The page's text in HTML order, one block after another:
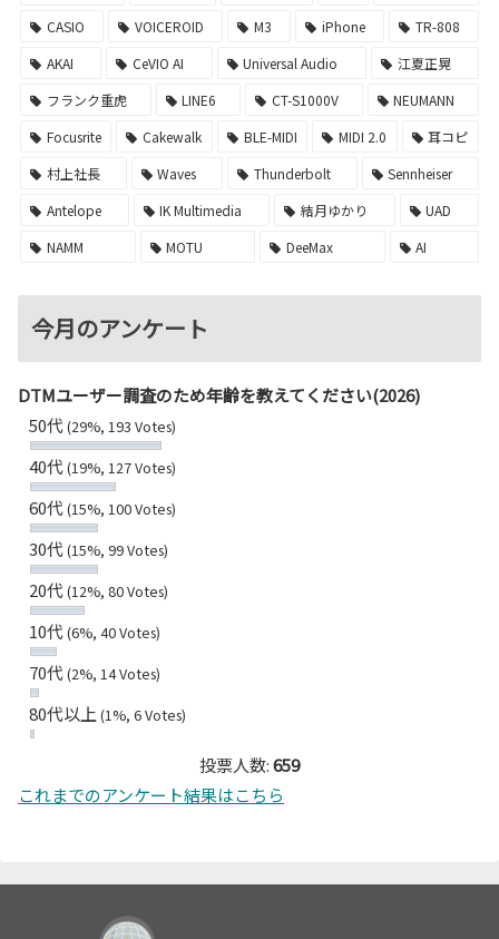
CASIO
VOICEROID M3 iPhone
TR-808
AKAI
CeVIO AI Universal Audio
江夏正晃
フランク重虎
LINE6 CT-S1000V
NEUMANN
Focusrite
Cakewalk BLE-MIDI MIDI 2.0
耳コピ
村上社長
Waves Thunderbolt
Sennheiser
Antelope
IK Multimedia 結月ゆかり
UAD
NAMM
MOTU DeeMax AI
今月のアンケート
DTMユーザー調査のため年齢を教えてください(2026)
50代(29%, 193 Votes)
40代(19%, 127 Votes)
60代(15%, 100 Votes)
30代(15%, 99 Votes)
20代(12%, 80 Votes)
10代(6%, 40 Votes)
70代(2%, 14 Votes)
80代以上 (1%, 6 Votes)
投票人数:659
これまでのアンケート結果はこちら